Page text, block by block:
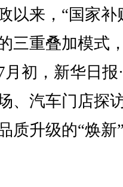
以来，“国家补
三重叠加模式
初，新华日报
、汽车门店探
质升级的“焕新